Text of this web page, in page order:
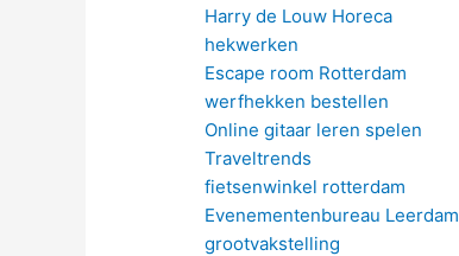
Harry de Louw Horeca
hekwerken
Escape room Rotterdam
werfhekken bestellen
Online gitaar leren spelen
Traveltrends
fietsenwinkel rotterdam
Evenementenbureau Leerdam
grootvakstelling